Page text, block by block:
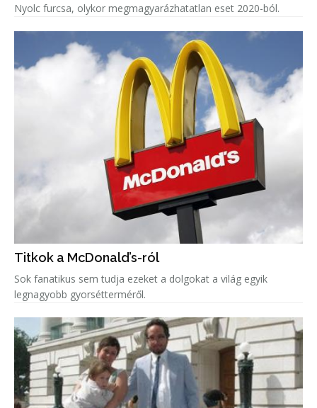
Nyolc furcsa, olykor megmagyarázhatatlan eset 2020-ból.
Titkok a McDonald’s-ról
Sok fanatikus sem tudja ezeket a dolgokat a világ egyik
legnagyobb gyorsétterméről.